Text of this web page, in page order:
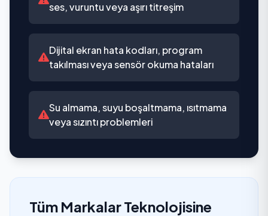
ses, vuruntu veya aşırı titreşim
Dijital ekran hata kodları, program
takılması veya sensör okuma hataları
Su almama, suyu boşaltmama, ısıtmama
veya sızıntı problemleri
Tüm Markalar Teknolojisine